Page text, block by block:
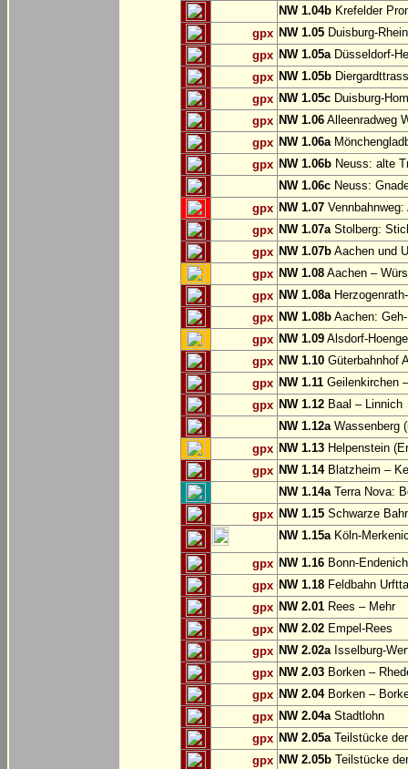
NW 1.04b Krefelder
gpx NW 1.05 Duisburg-
gpx NW 1.05aDüsseldorf-
gpx NW 1.05b
gpx NW 1.05c Duisburg-
gpx NW 1.06 Alleenradweg
gpx NW 1.06a
gpx NW 1.06b Neuss: alte
NW 1.06c Neuss:
gpx NW 1.07
gpx NW 1.07aStolberg:
gpx NW 1.07b Aachen und
gpx NW 1.08 Aachen –
gpx NW 1.08a
gpx NW 1.08b Aachen:
gpx NW 1.09 Alsdorf-
gpx NW 1.10 Güterbahnhof
gpx NW 1.11 Geilenkirchen
gpx NW 1.12 Baal – Linnich
NW 1.12aWassenberg
gpx NW 1.13 Helpenstein
gpx NW 1.14Blatzheim –
NW 1.14aTerra Nova:
gpx NW 1.15 Schwarze
NW 1.15aKöln-
gpx NW 1.16 Bonn-
gpx NW 1.18 Feldbahn
gpx NW 2.01 Rees – Mehr
gpx NW 2.02 Empel-Rees
gpx NW 2.02aIsselburg-
gpx NW 2.03 Borken –
gpx NW 2.04Borken –
gpx NW 2.04aStadtlohn
gpx NW 2.05aTeilstücke
gpx NW 2.05b Teilstücke